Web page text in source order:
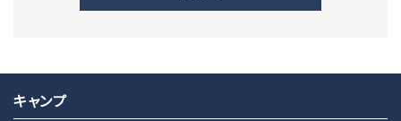
キーワード
キャンプ